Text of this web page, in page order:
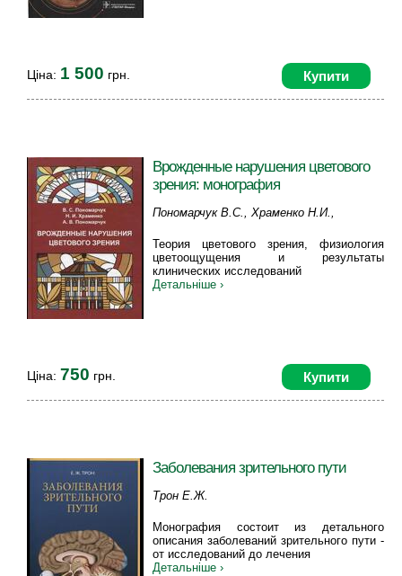
Купити
Ціна: 1 500 грн.
Врожденные нарушения цветового
зрения: монография
Пономарчук В.С., Храменко Н.И.,
Теория цветового зрения, физиология
цветоощущения и результаты
клинических исследований
Детальніше ›
Купити
Ціна: 750 грн.
Заболевания зрительного пути
Трон Е.Ж.
Монография состоит из детального
описания заболеваний зрительного пути -
от исследований до лечения
Детальніше ›